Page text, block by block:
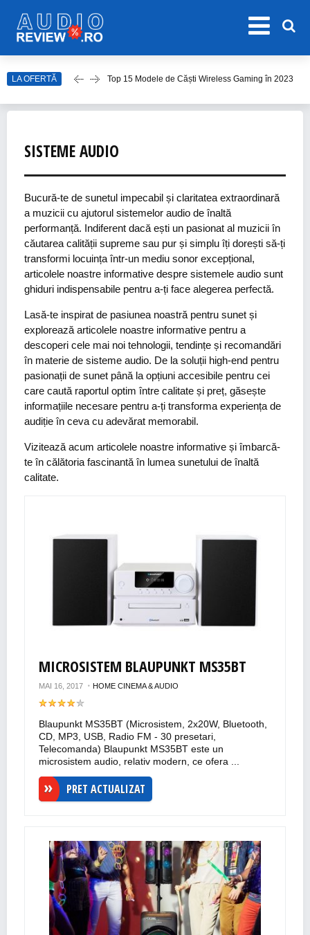
LA OFERTĂ Top 10 Modele de Amplificator Audio
Care sunt cele mai bune sisteme audio?
Top 15 Cele Mai Bune Boxe Portabile
SISTEME AUDIO
Bucură-te de sunetul impecabil și claritatea extraordinară
a muzicii cu ajutorul sistemelor audio de înaltă
performanță. Indiferent dacă ești un pasionat al muzicii în
căutarea calității supreme sau pur și simplu îți dorești să-ți
transformi locuința într-un mediu sonor excepțional,
articolele noastre informative despre sistemele audio sunt
ghiduri indispensabile pentru a-ți face alegerea perfectă.
Lasă-te inspirat de pasiunea noastră pentru sunet și
explorează articolele noastre informative pentru a
descoperi cele mai noi tehnologii, tendințe și recomandări
în materie de sisteme audio. De la soluții high-end pentru
pasionații de sunet până la opțiuni accesibile pentru cei
care caută raportul optim între calitate și preț, găsește
informațiile necesare pentru a-ți transforma experiența de
audiție în ceva cu adevărat memorabil.
Vizitează acum articolele noastre informative și îmbarcă-
te în călătoria fascinantă în lumea sunetului de înaltă
calitate.
MICROSISTEM BLAUPUNKT MS35BT
MAI 16, 2017 HOME CINEMA & AUDIO
Blaupunkt MS35BT (Microsistem, 2x20W, Bluetooth,
CD, MP3, USB, Radio FM - 30 presetari,
Telecomanda) Blaupunkt MS35BT este un
microsistem audio, relativ modern, ce ofera ...
PRET ACTUALIZAT